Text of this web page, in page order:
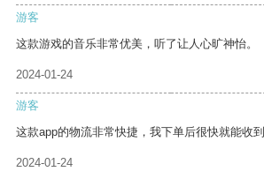
游客
这款游戏的音乐非常优美，听了让人心旷神怡。
2024-01-24
游客
这款app的物流非常快捷，我下单后很快就能收到
2024-01-24